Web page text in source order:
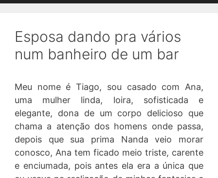
Esposa dando pra vários
num banheiro de um bar
Meu nome é Tiago, sou casado com Ana,
uma mulher linda, loira, sofisticada e
elegante, dona de um corpo delicioso que
chama a atenção dos homens onde passa,
depois que sua prima Nanda veio morar
conosco, Ana tem ficado meio triste, carente
e enciumada, pois antes ela era a única que